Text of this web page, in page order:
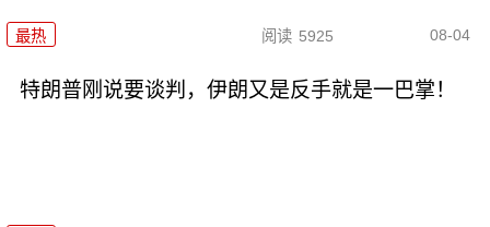
最热 阅读 5925 08-04
特朗普刚说要谈判，伊朗又是反手就是一巴掌！